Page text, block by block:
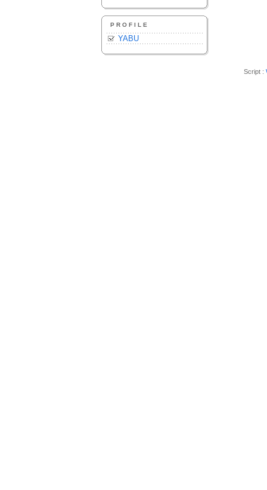
PROFILE
YABU
Script :